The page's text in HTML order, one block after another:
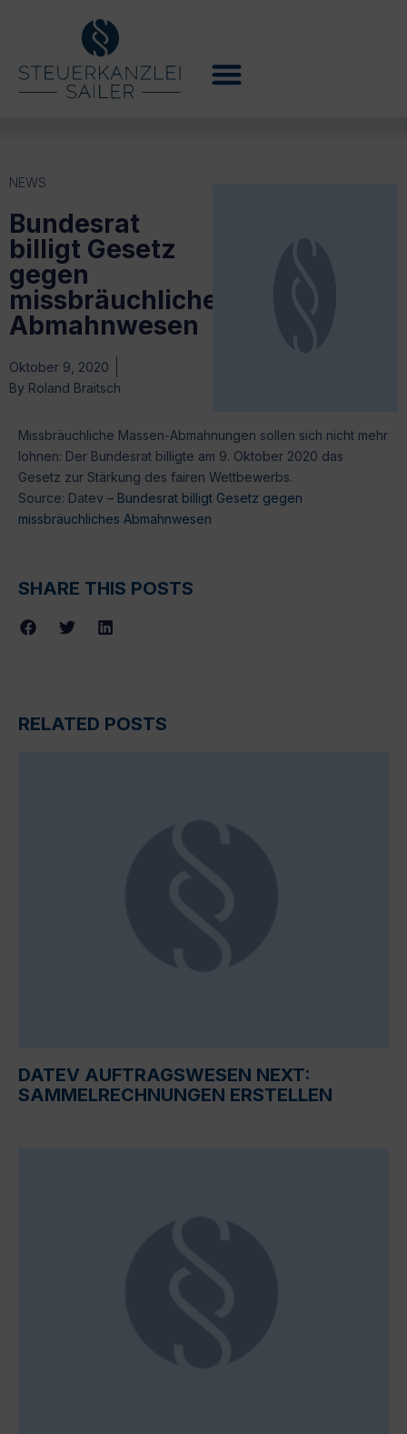
NEWS
Bundesrat
billigt Gesetz
gegen
missbräuchliches
Abmahnwesen
Oktober 9, 2020
By Roland Braitsch
Missbräuchliche Massen-Abmahnungen sollen sich nicht mehr
lohnen: Der Bundesrat billigte am 9. Oktober 2020 das
Gesetz zur Stärkung des fairen Wettbewerbs.
Source: Datev – Bundesrat billigt Gesetz gegen
missbräuchliches Abmahnwesen
SHARE THIS POSTS
RELATED POSTS
DATEV AUFTRAGSWESEN NEXT:
SAMMELRECHNUNGEN ERSTELLEN